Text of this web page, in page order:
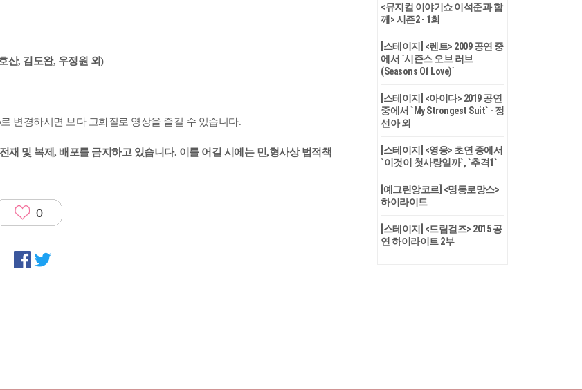
, 김도완, 우정원 외)
변경하시면 보다 고화질로 영상을 즐길 수 있습니다.
재 및 복제, 배포를 금지하고 있습니다. 이를 어길 시에는 민,형사상 법적책
0
<뮤지컬 이야기쇼 이석준과 함
께> 시즌2 - 1회
[스테이지] <렌트> 2009 공연 중
에서 `시즌스 오브 러브
(Seasons Of Love)`
[스테이지] <아이다> 2019 공연
중에서 `My Strongest Suit` - 정
선아 외
[스테이지] <영웅> 초연 중에서
`이것이 첫사랑일까`, `추격1`
[예그린앙코르] <명동로망스>
하이라이트
[스테이지] <드림걸즈> 2015 공
연 하이라이트 2부